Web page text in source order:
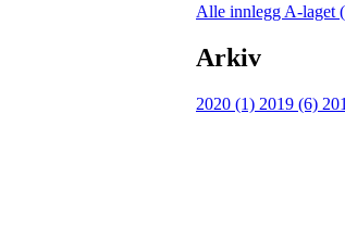
Alle innlegg A-laget
Arkiv
2020 (1) 2019 (6)